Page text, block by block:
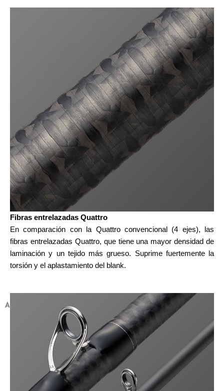
Fibras entrelazadas Quattro
En comparación con la Quattro convencional (4 ejes), las
fibras entrelazadas Quattro, que tiene una mayor densidad de
laminación y un tejido más grueso. Suprime fuertemente la
torsión y el aplastamiento del blank.
ANILLAS